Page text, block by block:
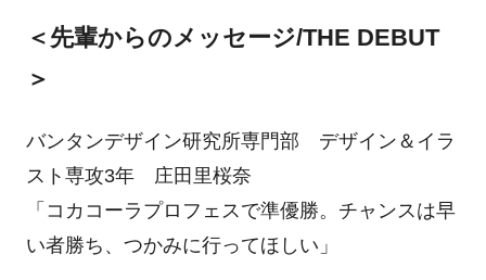
＜先輩からのメッセージ/THE DEBUT
＞
バンタンデザイン研究所専門部 デザイン＆イラ
スト専攻3年 庄田里桜奈
「コカコーラプロフェスで準優勝。チャンスは早
い者勝ち、つかみに行ってほしい」